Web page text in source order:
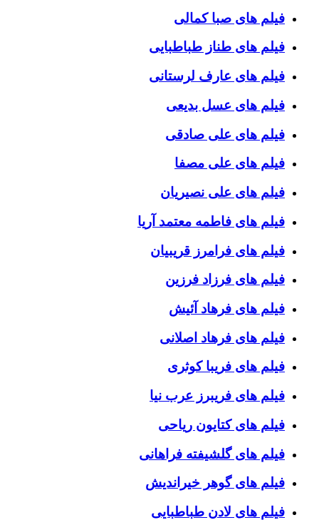
فیلم های صبا کمالی
فیلم های طناز طباطبایی
فیلم های عارف لرستانی
فیلم های عسل بدیعی
فیلم های علی صادقی
فیلم های علی مصفا
فیلم های علی نصیریان
فیلم های فاطمه معتمد آریا
فیلم های فرامرز قریبیان
فیلم های فرزاد فرزین
فیلم های فرهاد آئیش
فیلم های فرهاد اصلانی
فیلم های فریبا کوثری
فیلم های فریبرز عرب نیا
فیلم های کتایون ریاحی
فیلم های گلشیفته فراهانی
فیلم های گوهر خیراندیش
فیلم های لادن طباطبایی